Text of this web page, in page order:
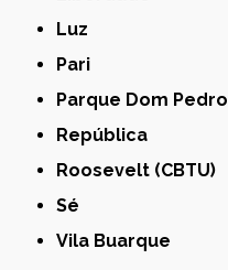
Luz
Pari
Parque Dom Pedro
República
Roosevelt (CBTU)
Sé
Vila Buarque